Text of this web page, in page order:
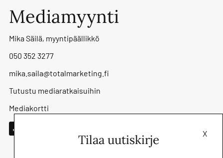
Mediamyynti
Mika Säilä, myyntipäällikkö
050 352 3277
mika.saila@totalmarketing.fi
Tutustu mediaratkaisuihin
Mediakortti
X
Tilaa uutiskirje